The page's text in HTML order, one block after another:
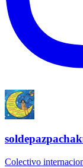
Colectivo